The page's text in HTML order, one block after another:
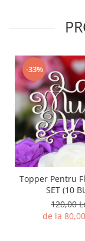
-33%
Topper Pentru
SET (10
120,00
de la